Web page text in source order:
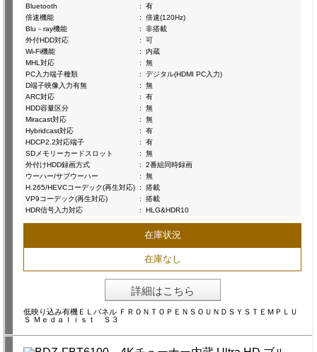
Bluetooth
:
有
倍速機能
:
倍速(120Hz)
Blu－ray機能
:
非搭載
外付HDD対応
:
可
Wi-Fi機能
:
内蔵
MHL対応
:
無
PC入力端子種類
:
デジタル(HDMI PC入力)
D端子映像入力有無
:
無
ARC対応
:
有
HDD容量区分
:
無
Miracast対応
:
無
Hybridcast対応
:
有
HDCP2.2対応端子
:
有
SDメモリーカードスロット
:
無
外付けHDD録画方式
:
2番組同時録画
ウーハー/サブウーハー
:
無
H.265/HEVCコーデック(再生対応) :
搭載
VP9コーデック(再生対応)
:
搭載
HDR信号入力対応
: HLG&HDR10
在庫状況
在庫なし
詳細はこちら
低映り込み有機ＥＬパネル ＦＲＯＮＴＯＰＥＮＳＯＵＮＤＳＹＳＴＥＭＰＬＵ
Ｓ Ｍｅｄａｌｉｓｔ Ｓ３